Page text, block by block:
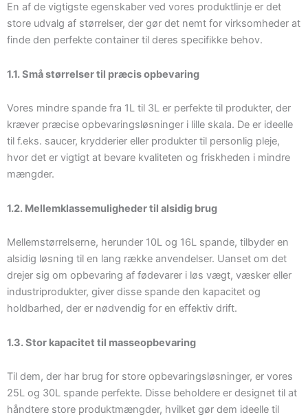
En af de vigtigste egenskaber ved vores produktlinje er det
store udvalg af størrelser, der gør det nemt for virksomheder at
finde den perfekte container til deres specifikke behov.
1.1. Små størrelser til præcis opbevaring
Vores mindre spande fra 1L til 3L er perfekte til produkter, der
kræver præcise opbevaringsløsninger i lille skala. De er ideelle
til f.eks. saucer, krydderier eller produkter til personlig pleje,
hvor det er vigtigt at bevare kvaliteten og friskheden i mindre
mængder.
1.2. Mellemklassemuligheder til alsidig brug
Mellemstørrelserne, herunder 10L og 16L spande, tilbyder en
alsidig løsning til en lang række anvendelser. Uanset om det
drejer sig om opbevaring af fødevarer i løs vægt, væsker eller
industriprodukter, giver disse spande den kapacitet og
holdbarhed, der er nødvendig for en effektiv drift.
1.3. Stor kapacitet til masseopbevaring
Til dem, der har brug for store opbevaringsløsninger, er vores
25L og 30L spande perfekte. Disse beholdere er designet til at
håndtere store produktmængder, hvilket gør dem ideelle til